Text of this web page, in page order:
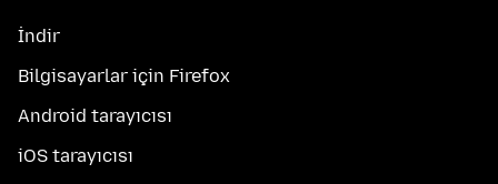
İndir
Bilgisayarlar için Firefox
Android tarayıcısı
iOS tarayıcısı